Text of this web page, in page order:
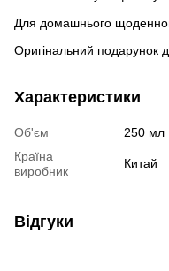
Для домашнього
Оригінальний подарунок
Характеристики
Об'єм
250 мл
Країна
виробник
Китай
Відгуки